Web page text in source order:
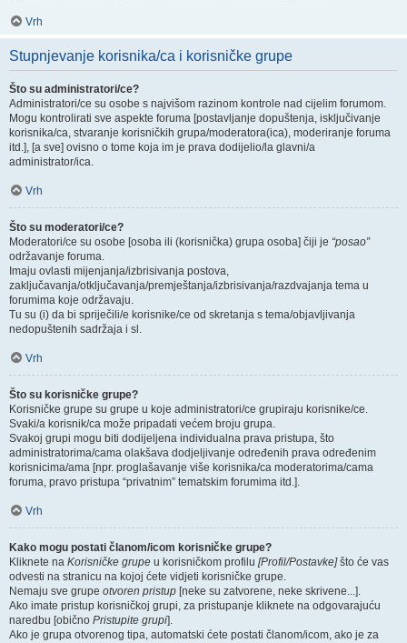
Vrh
Stupnjevanje korisnika/ca i korisničke grupe
Što su administratori/ce?
Administratori/ce su osobe s najvišom razinom kontrole nad cijelim forumom.
Mogu kontrolirati sve aspekte foruma [postavljanje dopuštenja, isključivanje
korisnika/ca, stvaranje korisničkih grupa/moderatora(ica), moderiranje foruma
itd.], [a sve] ovisno o tome koja im je prava dodijelio/la glavni/a
administrator/ica.
Vrh
Što su moderatori/ce?
Moderatori/ce su osobe [osoba ili (korisnička) grupa osoba] čiji je “posao”
održavanje foruma.
Imaju ovlasti mijenjanja/izbrisivanja postova,
zaključavanja/otključavanja/premještanja/izbrisivanja/razdvajanja tema u
forumima koje održavaju.
Tu su (i) da bi spriječili/e korisnike/ce od skretanja s tema/objavljivanja
nedopuštenih sadržaja i sl.
Vrh
Što su korisničke grupe?
Korisničke grupe su grupe u koje administratori/ce grupiraju korisnike/ce.
Svaki/a korisnik/ca može pripadati većem broju grupa.
Svakoj grupi mogu biti dodijeljena individualna prava pristupa, što
administratorima/cama olakšava dodjeljivanje određenih prava određenim
korisnicima/ama [npr. proglašavanje više korisnika/ca moderatorima/cama
foruma, pravo pristupa “privatnim” tematskim forumima itd.].
Vrh
Kako mogu postati članom/icom korisničke grupe?
Kliknete na Korisničke grupe u korisničkom profilu [Profil/Postavke]što će vas
odvesti na stranicu na kojoj ćete vidjeti korisničke grupe.
Nemaju sve grupe otvoren pristup [neke su zatvorene, neke skrivene...].
Ako imate pristup korisničkoj grupi, za pristupanje kliknete na odgovarajuću
naredbu [obično Pristupite grupi].
Ako je grupa otvorenog tipa, automatski ćete postati članom/icom, ako je za